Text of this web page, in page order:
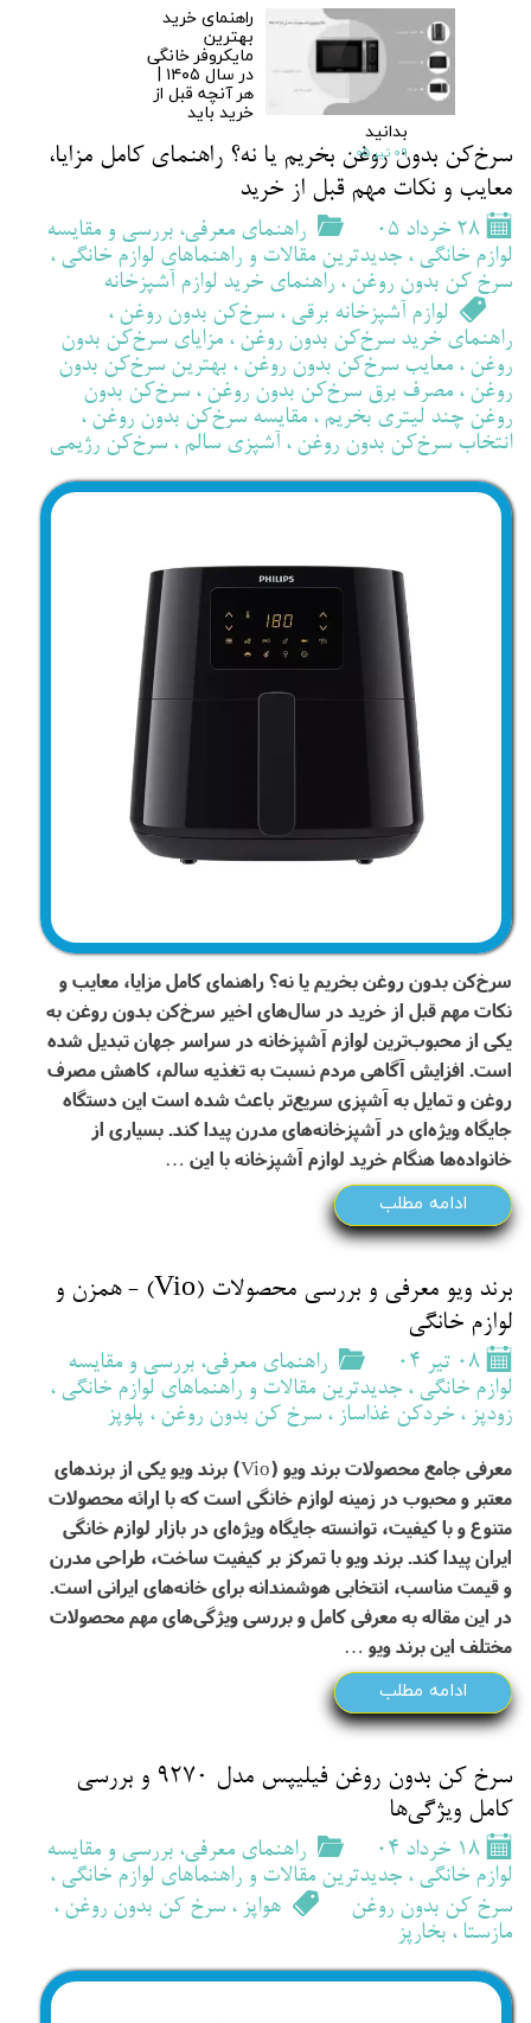
سرخ‌کن بدون روغن بخریم یا نه؟ راهنمای کامل مزایا،
معایب و نکات مهم قبل از خرید
۲۸ خرداد ۰۵
راهنمای معرفی، بررسی و مقایسه
لوازم خانگی ،جدیدترین مقالات و راهنماهای لوازم خانگی ،
سرخ کن بدون روغن ،راهنمای خرید لوازم آشپزخانه
لوازم آشپزخانه برقی ،سرخ‌کن بدون روغن ،
راهنمای خرید سرخ‌کن بدون روغن ،مزایای سرخ‌کن بدون
روغن ،معایب سرخ‌کن بدون روغن ،بهترین سرخ‌کن بدون
روغن ،مصرف برق سرخ‌کن بدون روغن ،سرخ‌کن بدون
روغن چند لیتری بخریم ،مقایسه سرخ‌کن بدون روغن ،
انتخاب سرخ‌کن بدون روغن ،آشپزی سالم ،سرخ‌کن رژیمی
سرخ‌کن بدون روغن بخریم یا نه؟ راهنمای کامل مزایا، معایب و
نکات مهم قبل از خرید در سال‌های اخیر سرخ‌کن بدون روغن به
یکی از محبوب‌ترین لوازم آشپزخانه در سراسر جهان تبدیل شده
است. افزایش آگاهی مردم نسبت به تغذیه سالم، کاهش مصرف
روغن و تمایل به آشپزی سریع‌تر باعث شده است این دستگاه
جایگاه ویژه‌ای در آشپزخانه‌های مدرن پیدا کند. بسیاری از
خانواده‌ها هنگام خرید لوازم آشپزخانه با این …
ادامه مطلب
برند ویو معرفی و بررسی محصولات (Vio) - همزن و
لوازم خانگی
۰۸ تیر ۰۴
راهنمای معرفی، بررسی و مقایسه
لوازم خانگی ،جدیدترین مقالات و راهنماهای لوازم خانگی ،
زودپز ،خردکن غذاساز ،سرخ کن بدون روغن ،پلوپز
معرفی جامع محصولات برند ویو (Vio) برند ویو یکی از برندهای
معتبر و محبوب در زمینه لوازم خانگی است که با ارائه محصولات
متنوع و با کیفیت، توانسته جایگاه ویژه‌ای در بازار لوازم خانگی
ایران پیدا کند. برند ویو با تمرکز بر کیفیت ساخت، طراحی مدرن
و قیمت مناسب، انتخابی هوشمندانه برای خانه‌های ایرانی است.
در این مقاله به معرفی کامل و بررسی ویژگی‌های مهم محصولات
مختلف این برند ویو …
ادامه مطلب
سرخ کن بدون روغن فیلیپس مدل 9270 و بررسی
کامل ویژگی‌ها
۱۸ خرداد ۰۴
راهنمای معرفی، بررسی و مقایسه
لوازم خانگی ،جدیدترین مقالات و راهنماهای لوازم خانگی ،
سرخ کن بدون روغن
هواپز ،سرخ کن بدون روغن ،
مازستا ،بخارپز
راهنمای خرید
بهترین
مایکروفر خانگی
در سال ۱۴۰۵ |
هر آنچه قبل از
خرید باید
بدانید
۰۹ تیر ۰۵